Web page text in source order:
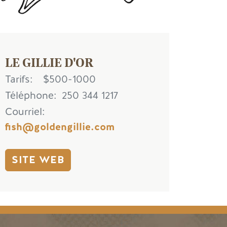
LE GILLIE D'OR
Tarifs
$500-1000
Téléphone
250 344 1217
Courriel
fish@goldengillie.com
SITE WEB